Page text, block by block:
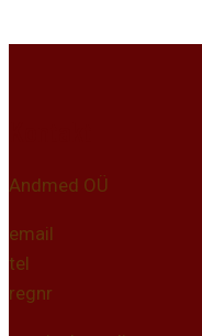
Andmed OÜ
email
tel
regnr